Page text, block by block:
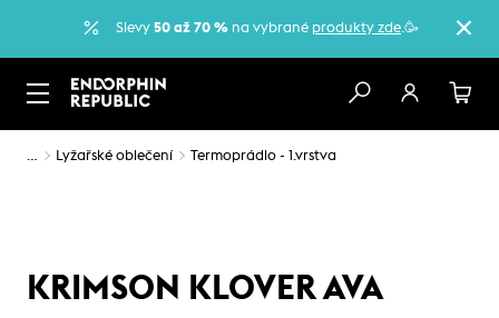
Slevy 50 až 70 % na vybrané produkty zde.🥳
… Lyžařské oblečení Termoprádlo - 1.vrstva
KRIMSON KLOVER AVA